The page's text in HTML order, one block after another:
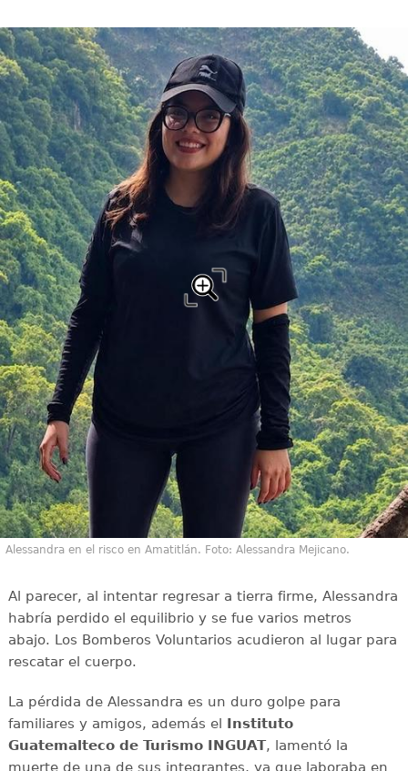
Alessandra en el risco en Amatitlán. Foto: Alessandra Mejicano.
Al parecer, al intentar regresar a tierra firme, Alessandra
habría perdido el equilibrio y se fue varios metros
abajo. Los Bomberos Voluntarios acudieron al lugar para
rescatar el cuerpo.
La pérdida de Alessandra es un duro golpe para
familiares y amigos, además el Instituto
Guatemalteco de Turismo INGUAT, lamentó la
muerte de una de sus integrantes, ya que laboraba en